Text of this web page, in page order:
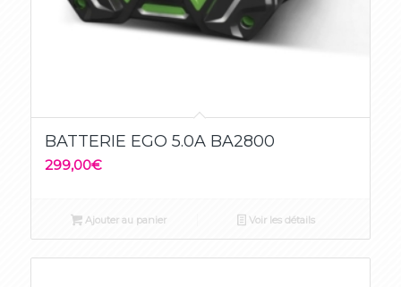
BATTERIE EGO 5.0A BA2800
299,00€
Ajouter au panier Voir les détails